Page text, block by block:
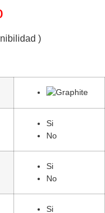
)
Si
No
Si
No
Si